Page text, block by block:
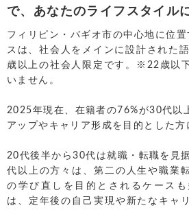
で、あなたのライフスタイル
フィリピン・バギオ市の中心地に位
スは、社会人をメインに設計された
歳以上の社会人限定です。※22歳以
いません。
2025年現在、在籍者の76%が30代以
アップやキャリア形成を目的とした方
20代後半から30代は就職・転職を見
代以上の方々は、第二の人生や職業
の学び直しを目的とされるケース
は、定年後の自己実現や新たなキャ